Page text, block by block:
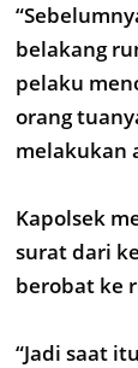
belakang
pelaku
orang
melakukan
Kapolsek
surat dari
berobat ke
“Jadi saat